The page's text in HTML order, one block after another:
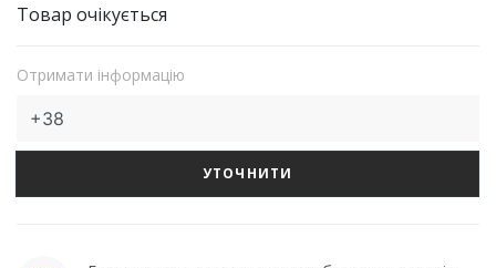
Товар очікується
Отримати інформацію
УТОЧНИТИ